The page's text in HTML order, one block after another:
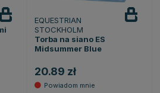
EQUESTRIAN
STOCKHOLM
Torba na siano ES
Midsummer Blue
20.89 zł